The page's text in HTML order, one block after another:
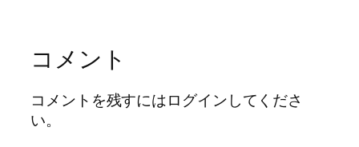
コメント
コメントを残すにはログインしてくださ
い。